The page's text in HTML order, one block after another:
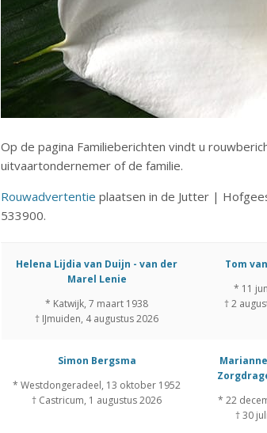
o
o
k
A
p
p
dI
n
Op de pagina Familieberichten vindt u
uitvaartondernemer of de familie.
Rouwadvertentie plaatsen in de Jutter |
533900.
Helena Lijdia van Duijn - van der
Marel Lenie
* Katwijk, 7 maart 1938
† IJmuiden, 4 augustus 2026
Tom
* 11
† 2
Simon Bergsma
* Westdongeradeel, 13 oktober 1952
† Castricum, 1 augustus 2026
* 22
† 30